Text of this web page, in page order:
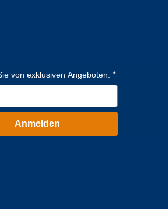
von exklusiven Angeboten.
Anmelden